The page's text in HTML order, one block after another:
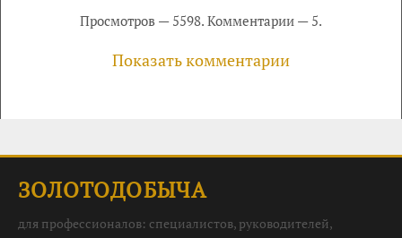
Просмотров — 5598. Комментарии — 5.
Показать комментарии
ЗОЛОТОДОБЫЧА
для профессионалов: специалистов, руководителей,